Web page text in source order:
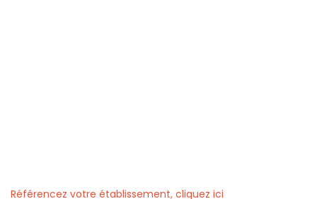
Référencez votre établissement, cliquez ici